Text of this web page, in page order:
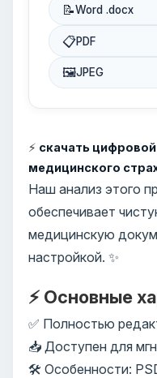
📝Word .docx
📋PDF
🖼JPEG
⚡ скачать
медицинского
Наш анализ этого
обеспечивает
медицинскую
настройкой. ✨
⚡ Основные
✅ Полностью
📥 Доступен для
🛠️ Особенности: